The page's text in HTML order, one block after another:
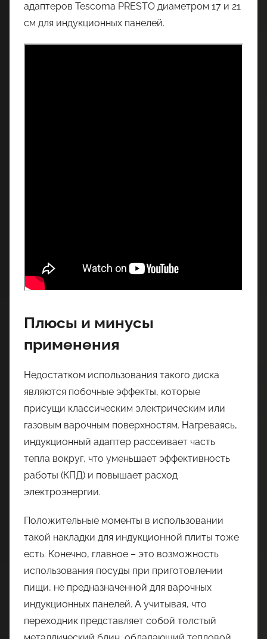
адаптеров Tescoma PRESTO диаметром 17 и 21
см для индукционных панелей.
Плюсы и минусы
применения
Недостатком использования такого диска
являются побочные эффекты, которые
присущи классическим электрическим или
газовым варочным поверхностям. Нагреваясь,
индукционный адаптер рассеивает часть
тепла вокруг, что уменьшает эффективность
работы (КПД) и повышает расход
электроэнергии.
Положительные моменты в использовании
такой накладки для индукционной плиты тоже
есть. Конечно, главное – это возможность
использования посуды при приготовлении
пищи, не предназначенной для варочных
индукционных панелей. А учитывая, что
переходник представляет собой толстый